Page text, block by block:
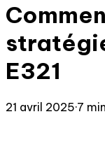
E321
21 avril 2025·7 min